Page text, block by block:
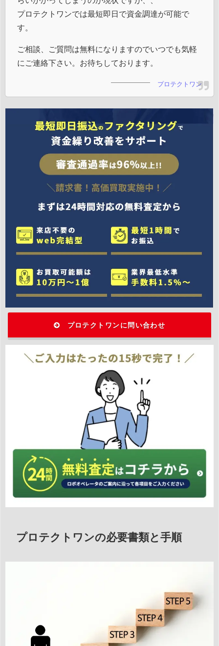
プロテクトワンでは最短即日で資金調達が可能で
す。
ご相談、ご質問は無料になりますのでいつでも気軽
にご連絡下さい。お待ちしております。
プロテクトワン
プロテクトワンに問い合わせ
プロテクトワンの必要書類と手順